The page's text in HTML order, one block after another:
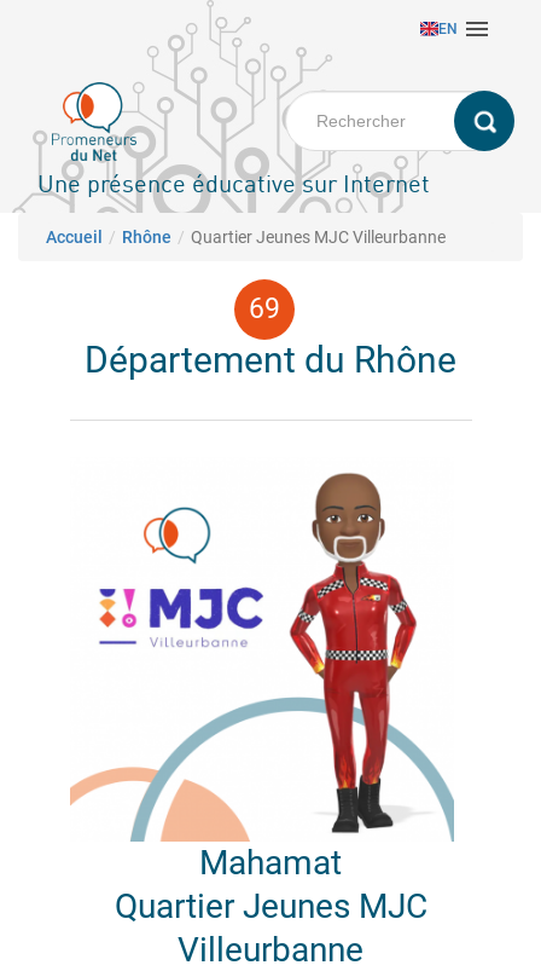
principal
EN 
Une présence éducative sur Internet
Fil d'Ariane
Accueil Rhône Quartier Jeunes MJC Villeurbanne
Département du Rhône
Mahamat
Quartier Jeunes MJC
Villeurbanne